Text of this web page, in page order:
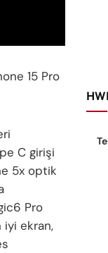
15 Pro
C girişi
5x optik
Pro
iyi ekran,